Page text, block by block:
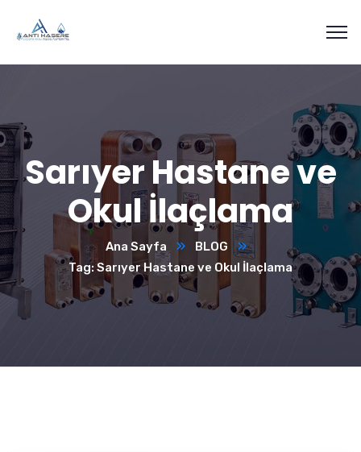
Sarıyer Hastane ve
Okul İlaçlama
Ana Sayfa
BLOG
Tag: Sarıyer Hastane ve Okul İlaçlama